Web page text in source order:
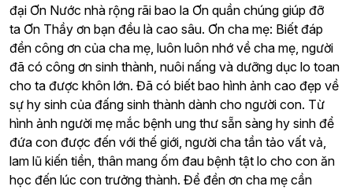
đại Ơn Nước nhà rộng rãi bao la Ơn quần chúng giúp đỡ
ta Ơn Thầy ơn bạn đều là cao sâu. Ơn cha mẹ: Biết đáp
đền công ơn của cha mẹ, luôn luôn nhớ về cha mẹ, người
đã có công ơn sinh thành, nuôi nấng và dưỡng dục lo toan
cho ta được khôn lớn. Đã có biết bao hình ảnh cao đẹp về
sự hy sinh của đấng sinh thành dành cho người con. Từ
hình ảnh người mẹ mắc bệnh ung thư sẵn sàng hy sinh để
đứa con được đến với thế giới, người cha tần tảo vất vả,
lam lũ kiến tiền, thân mang ốm đau bệnh tật lo cho con ăn
học đến lúc con trưởng thành. Để đền ơn cha mẹ cần